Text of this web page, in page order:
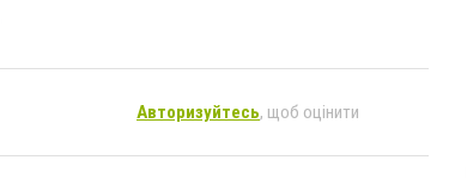
Авторизуйтесь, щоб оцінити